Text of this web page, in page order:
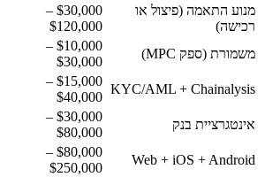
מנוע התאמה (פיצול או
רכישה)
$30,000 –
$120,000
משמורת (ספק MPC)
$10,000 –
$30,000
KYC/AML + Chainalysis
$15,000 –
$40,000
אינטגרציית בנק
$30,000 –
$80,000
Web + iOS + Android
$80,000 –
$250,000